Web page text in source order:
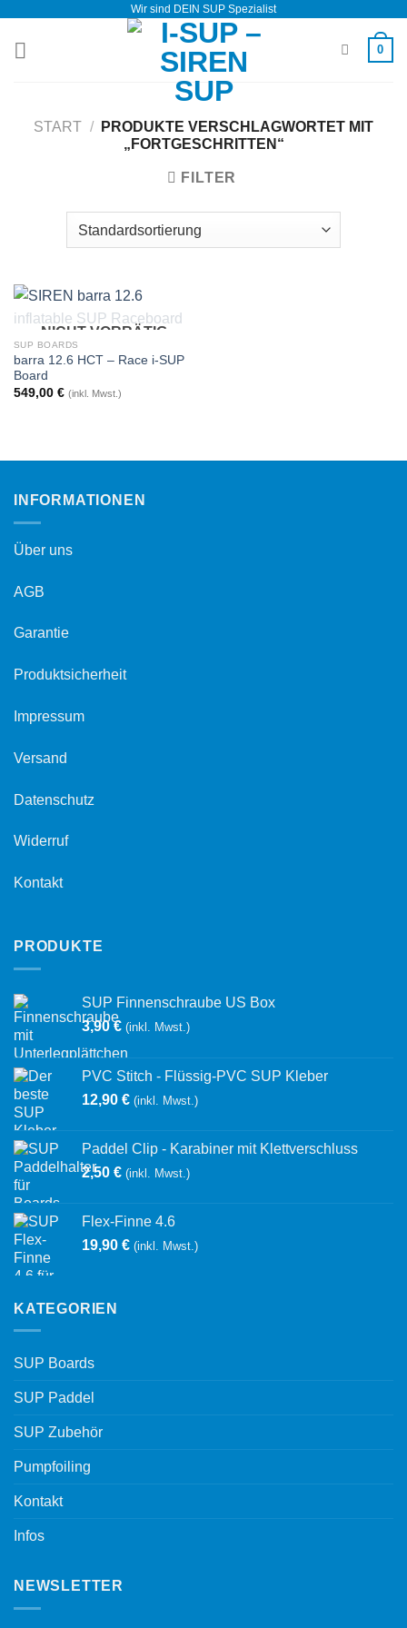
springen
Wir sind DEIN SUP Spezialist
0
START /
PRODUKTE VERSCHLAGWORTET MIT
„FORTGESCHRITTEN“
FILTER
NICHT VORRÄTIG
SUP BOARDS
barra 12.6 HCT – Race i-SUP
Board
549,00 € (inkl. Mwst.)
INFORMATIONEN
Über uns
AGB
Garantie
Produktsicherheit
Impressum
Versand
Datenschutz
Widerruf
Kontakt
PRODUKTE
SUP Finnenschraube US Box
3,90€ (inkl. Mwst.)
PVC Stitch - Flüssig-PVC SUP Kleber
12,90 € (inkl. Mwst.)
Paddel Clip - Karabiner mit Klettverschluss
2,50 € (inkl. Mwst.)
Flex-Finne 4.6
19,90 € (inkl. Mwst.)
KATEGORIEN
SUP Boards
SUP Paddel
SUP Zubehör
Pumpfoiling
Kontakt
Infos
NEWSLETTER